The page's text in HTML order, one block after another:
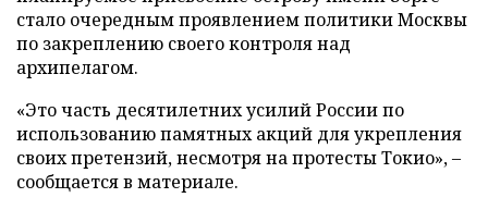
стало очередным проявлением политики Москвы
по закреплению своего контроля над
архипелагом.
«Это часть десятилетних усилий России по
использованию памятных акций для укрепления
своих претензий, несмотря на протесты Токио», –
сообщается в материале.